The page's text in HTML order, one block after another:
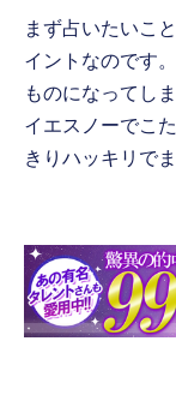
まず占いたいこ
イントなのです
ものになってし
イエスノーでこ
きりハッキリでま